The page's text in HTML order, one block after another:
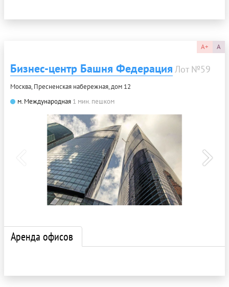
A+ A
Бизнес-центр Башня Федерация Лот №59
Москва, Пресненская набережная, дом 12
м. Международная 1 мин. пешком
Аренда офисов